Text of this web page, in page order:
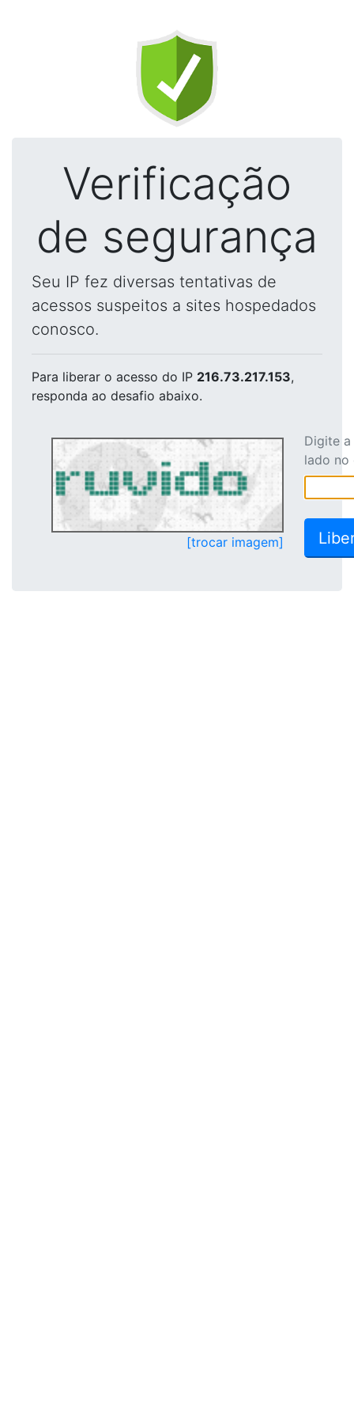
Verificação
de segurança
Seu IP fez diversas tentativas de
acessos suspeitos a sites hospedados
conosco.
Para liberar o acesso do IP 216.73.217.153,
responda ao desafio abaixo.
[trocar imagem]
Digite
lado no